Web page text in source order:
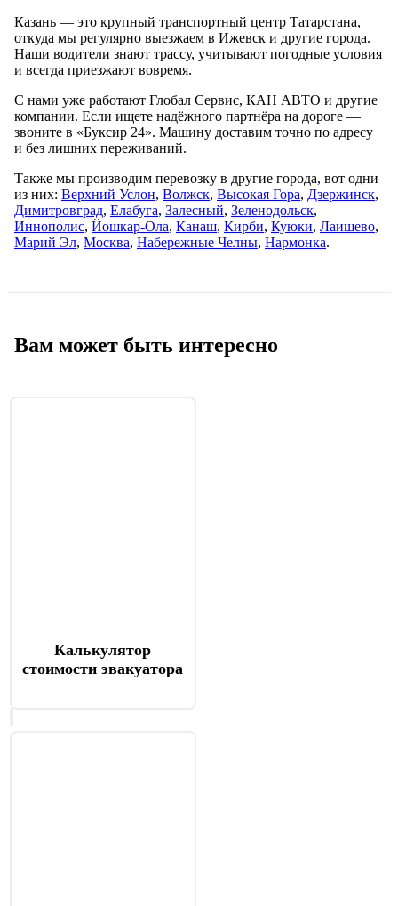
Казань — это крупный транспортный центр Татарстана,
откуда мы регулярно выезжаем в Ижевск и другие города.
Наши водители знают трассу, учитывают погодные условия
и всегда приезжают вовремя.
С нами уже работают Глобал Сервис, КАН АВТО и другие
компании. Если ищете надёжного партнёра на дороге —
звоните в «Буксир 24». Машину доставим точно по адресу
и без лишних переживаний.
Также мы производим перевозку в другие города, вот одни
из них: Верхний Услон, Волжск, Высокая Гора, Дзержинск,
Димитровград, Елабуга, Залесный, Зеленодольск,
Иннополис, Йошкар-Ола, Канаш, Кирби, Куюки, Лаишево,
Марий Эл, Москва, Набережные Челны, Нармонка.
Вам может быть интересно
Калькулятор
стоимости эвакуатора